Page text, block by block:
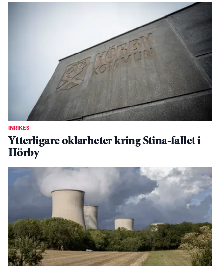
INRIKES
Ytterligare oklarheter kring Stina-fallet i
Hörby